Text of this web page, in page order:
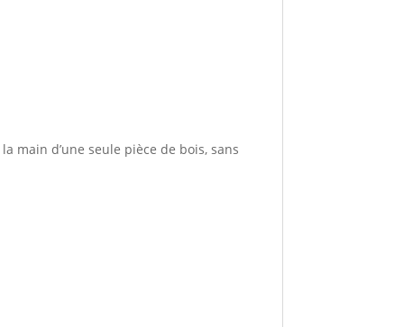
main d’une seule pièce de bois, sans